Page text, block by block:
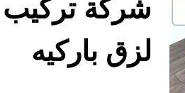
لزق باركيه